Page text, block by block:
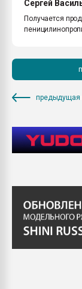
Сергей
Получается
предыдущая